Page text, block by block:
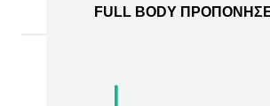
FULL BODY